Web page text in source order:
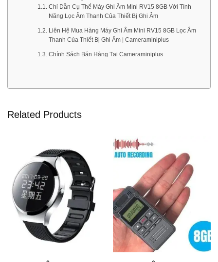
Chỉ Dẫn Cụ Thể Máy Ghi Âm Mini RV15 8GB Với Tính
Năng Lọc Âm Thanh Của Thiết Bị Ghi Âm
Liên Hệ Mua Hàng Máy Ghi Âm Mini RV15 8GB Lọc Âm
Thanh Của Thiết Bị Ghi Âm | Cameraminiplus
Chính Sách Bán Hàng Tại Cameraminiplus
Related Products